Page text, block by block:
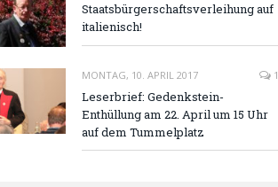
Staatsbürgerschaftsverleihung auf
italienisch!
MONTAG, 10. APRIL 2017 1
Leserbrief: Gedenkstein-
Enthüllung am 22. April um 15 Uhr
auf dem Tummelplatz